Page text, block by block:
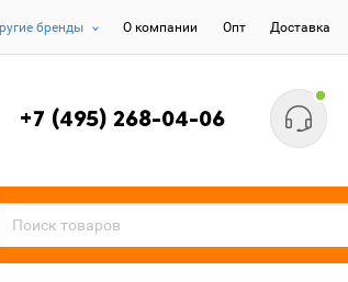
бренды О компании Опт Доставка
+7 (495) 268-04-06